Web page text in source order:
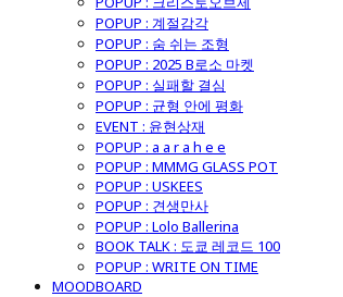
POPUP : 계절감각
POPUP : 숨 쉬는 조형
POPUP : 2025 B로소 마켓
POPUP : 실패할 결심
POPUP : 균형 안에 평화
EVENT : 윤현상재
POPUP : a a r a h e e
POPUP : MMMG GLASS POT
POPUP : USKEES
POPUP : 견생만사
POPUP : Lolo Ballerina
BOOK TALK : 도쿄 레코드 100
POPUP : WRITE ON TIME
MOODBOARD